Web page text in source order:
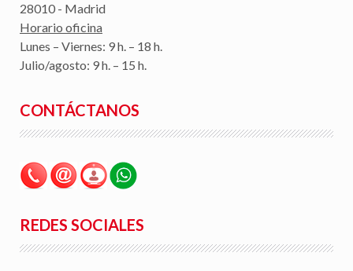
28010 - Madrid
Horario oficina
Lunes – Viernes: 9 h. – 18 h.
Julio/agosto: 9 h. – 15 h.
CONTÁCTANOS
REDES SOCIALES